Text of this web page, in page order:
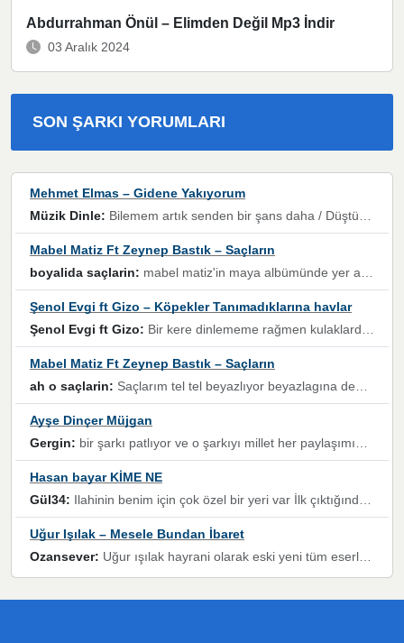
Abdurrahman Önül – Elimden Değil Mp3 İndir
03 Aralık 2024
SON ŞARKI YORUMLARI
Mehmet Elmas – Gidene Yakıyorum
Müzik Dinle: Bilemem artık senden bir şans daha / Düştüğün zaman ben olmayacağım yanında” dizeleri, artık geçmişin tekrarına izin verilmeyeceğini, kişisel sınırların çizildiğini gösteriyor.
Mabel Matiz Ft Zeynep Bastık – Saçların
boyalida saçlarin: mabel matiz'in maya albümünde yer alan güzellerden. parça da şarkı hani! müzikal altyapısına vurulduğum, sözlerinde kaybolduğum bir parça olmuş.
Şenol Evgi ft Gizo – Köpekler Tanımadıklarına havlar
Şenol Evgi ft Gizo: Bir kere dinlememe rağmen kulaklardan gitmiyor sen sen sen sen kurban ol sen sen sen sen hayran ol yükses ses müzik dinleme sebebisiniz canlar bomba gibi patladınız maşallah
Mabel Matiz Ft Zeynep Bastık – Saçların
ah o saçlarin: Saçlarım tel tel beyazlıyor beyazlagına degil yanımda sen yoksun ona üzülüyorum günler bir bir geçiyor geçen günlere değil sensiz geçen günlere darılıyorum,Dinledikce asla kavusamayacagim ama asla unutamicagim sevdiğim adam için yanar içim
Ayşe Dinçer Müjgan
Gergin: bir şarkı patlıyor ve o şarkıyı millet her paylaşımın altına koyuyor ve öyle bir durum hal alıyor ki şarkıyı dinlemeden şarkıdan bikıyorsun Ama bu enteresan bir şekilde dillere dolanıyor millet olarak seviyoruz dertlerle boğuşurken bir yandan da göbek atmayi))) diyeceklerim bu kadar güzel hoş bir sayfa emeğinize sağlık arkadaşlar kolay gelsin
Hasan bayar KİME NE
Gül34: Ilahinin benim için çok özel bir yeri var İlk çıktığında komşum ne kadar yüksek sesle dinliyorsa orada duymuştum ve YouTube'dan aratıp Bu ilahiyi bulmuştum ve sonra müdavimi oldum günlük Ben de 3-5 kere dinleyip ezberleyip artık ilahiye bende eşlik ediyorum yüksek sesle Allah razı olsun hizmet nimettir Rabbim sizin zahmetlerinize de hayırlı nimetler versin Selam ve dua ile Allah'a emanet olun
Uğur Işılak – Mesele Bundan İbaret
Ozansever: Uğur ışılak hayrani olarak eski yeni tüm eserlerini keyifle huzurla dinleyenlerden birisiyim, emeğine saygı duyan gönül veren bunu en güzel şekilde sevenlerine ulaştıran siz değerli sayfa yöneticilerine de teşekkür ederim